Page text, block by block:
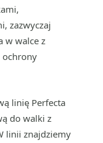
zazwyczaj
w walce z
ochrony
linię Perfecta
do walki z
linii znajdziemy